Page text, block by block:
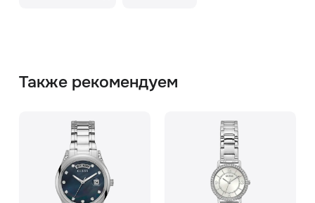
Также рекомендуем